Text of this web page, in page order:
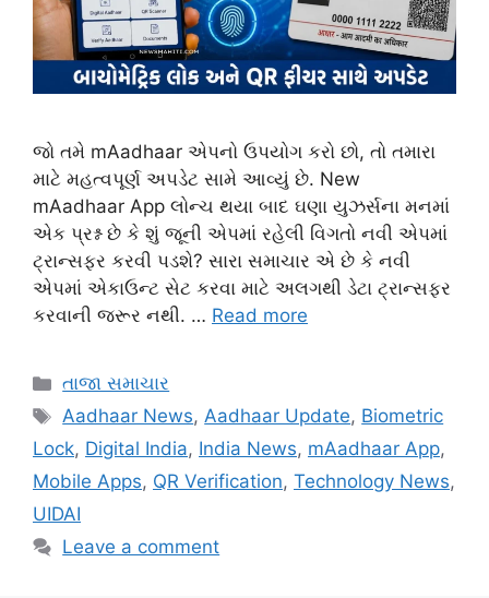
જો તમે mAadhaar એપનો ઉપયોગ કરો છો, તો તમારા
માટે મહત્વપૂર્ણ અપડેટ સામે આવ્યું છે. New
mAadhaar App લોન્ચ થયા બાદ ઘણા યુઝર્સના મનમાં
એક પ્રશ્ન છે કે શું જૂની એપમાં રહેલી વિગતો નવી એપમાં
ટ્રાન્સફર કરવી પડશે? સારા સમાચાર એ છે કે નવી
એપમાં એકાઉન્ટ સેટ કરવા માટે અલગથી ડેટા ટ્રાન્સફર
કરવાની જરૂર નથી. … Read more
Categories
તાજા સમાચાર
Tags
Aadhaar News,Aadhaar Update, Biometric
Lock, Digital India, India News, mAadhaar App,
Mobile Apps, QR Verification, Technology News,
UIDAI
Leave a comment